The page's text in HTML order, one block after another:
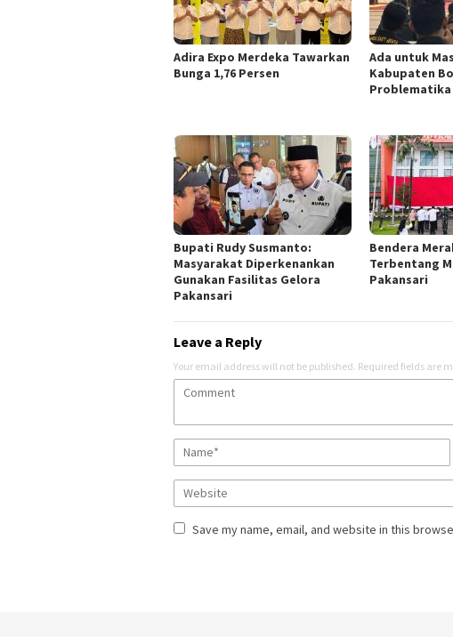
Adira Expo Merdeka Tawarkan
Bunga 1,76 Persen
Ada untuk
Kabupaten
Problematika
Bupati Rudy Susmanto:
Masyarakat Diperkenankan
Gunakan Fasilitas Gelora
Pakansari
Bendera
Terbentang
Pakansari
Leave a Reply
Your email address will not be published. Required fields are
Save my name, email, and website in this